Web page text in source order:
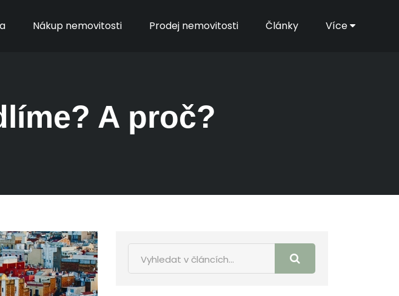
Nákup nemovitosti Prodej nemovitosti Články Více
A proč?